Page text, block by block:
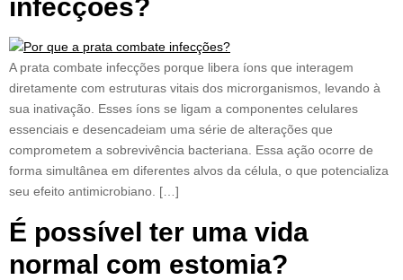
infecções?
A prata combate infecções porque libera íons que interagem
diretamente com estruturas vitais dos microrganismos, levando à
sua inativação. Esses íons se ligam a componentes celulares
essenciais e desencadeiam uma série de alterações que
comprometem a sobrevivência bacteriana. Essa ação ocorre de
forma simultânea em diferentes alvos da célula, o que potencializa
seu efeito antimicrobiano. […]
É possível ter uma vida
normal com estomia?